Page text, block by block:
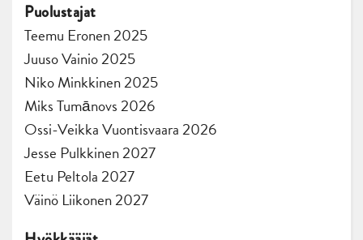
Puolustajat
Teemu Eronen 2025
Juuso Vainio 2025
Niko Minkkinen 2025
Miks Tumānovs 2026
Ossi-Veikka Vuontisvaara 2026
Jesse Pulkkinen 2027
Eetu Peltola 2027
Väinö Liikonen 2027